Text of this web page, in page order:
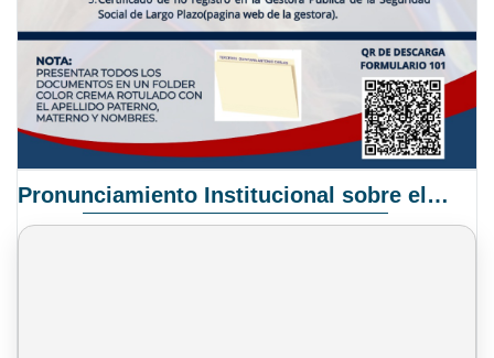
Pronunciamiento Institucional sobre el Proyecto de Ley N° 068/2025-2026 C.S.